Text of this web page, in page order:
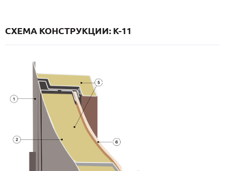
СХЕМА КОНСТРУКЦИИ: K-11